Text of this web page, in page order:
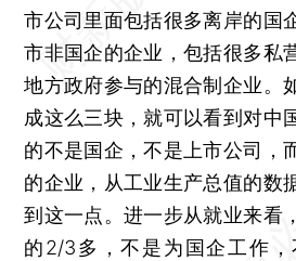
市公司里面包括很多离岸的国
市非国企的企业，包括很多私
地方政府参与的混合制企业。
成这么三块，就可以看到对中
的不是国企，不是上市公司，
的企业，从工业生产总值的数
到这一点。进一步从就业来看
的2/3多，不是为国企工作